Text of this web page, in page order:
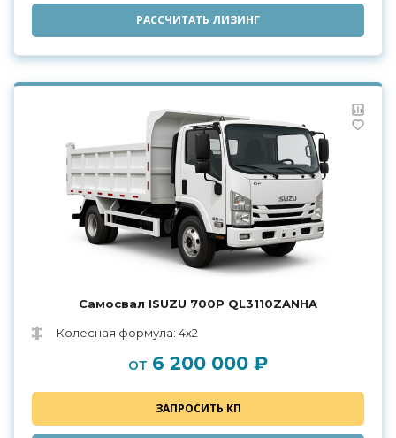
РАССЧИТАТЬ ЛИЗИНГ
Самосвал ISUZU 700P QL3110ZANHA
Колесная формула: 4х2
от 6 200 000 ₽
ЗАПРОСИТЬ КП